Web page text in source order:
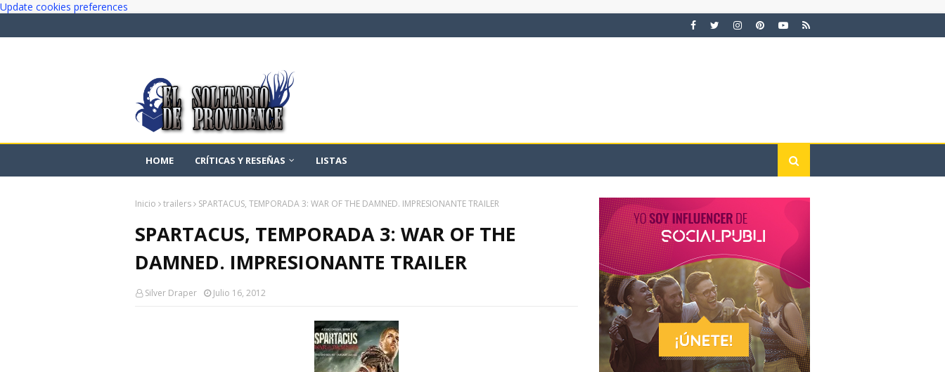
Update cookies preferences
HOME CRÍTICAS Y RESEÑAS LISTAS
Inicio trailers SPARTACUS, TEMPORADA 3: WAR OF THE DAMNED. IMPRESIONANTE TRAILER
SPARTACUS, TEMPORADA 3: WAR OF THE
DAMNED. IMPRESIONANTE TRAILER
Silver Draper Julio 16, 2012